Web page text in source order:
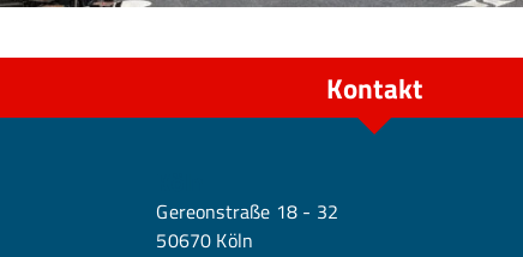
Kontakt
Gereonstraße 18 - 32
50670 Köln